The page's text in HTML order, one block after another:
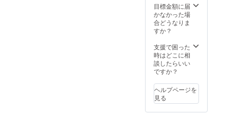
ジュー
ルは随
時調整
効果/効
能は確
約する
もので
ませ
ん。 ※
有効期
限：
約する
もので
はあり
ませ
有効期
限：
2026年
3月末ま
目標金額に届
かなかった場
合どうなりま
すか？
支援で困った
時はどこに相
談したらいい
ですか？
ヘルプページを
見る